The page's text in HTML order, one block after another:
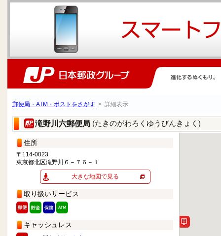
郵便局・ATM・ポストをさがす > 詳細表示
滝野川六郵便局 (たきのがわろくゆうびんきょく)
住所
〒114-0023
東京都北区滝野川６－７６－１
大きな地図で見る
取り扱いサービス
キャッシュレス